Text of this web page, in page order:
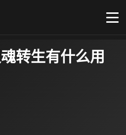
转生有什么用